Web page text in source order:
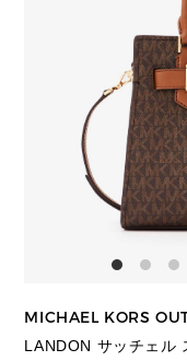
MICHAEL KORS
LANDON サッチェル